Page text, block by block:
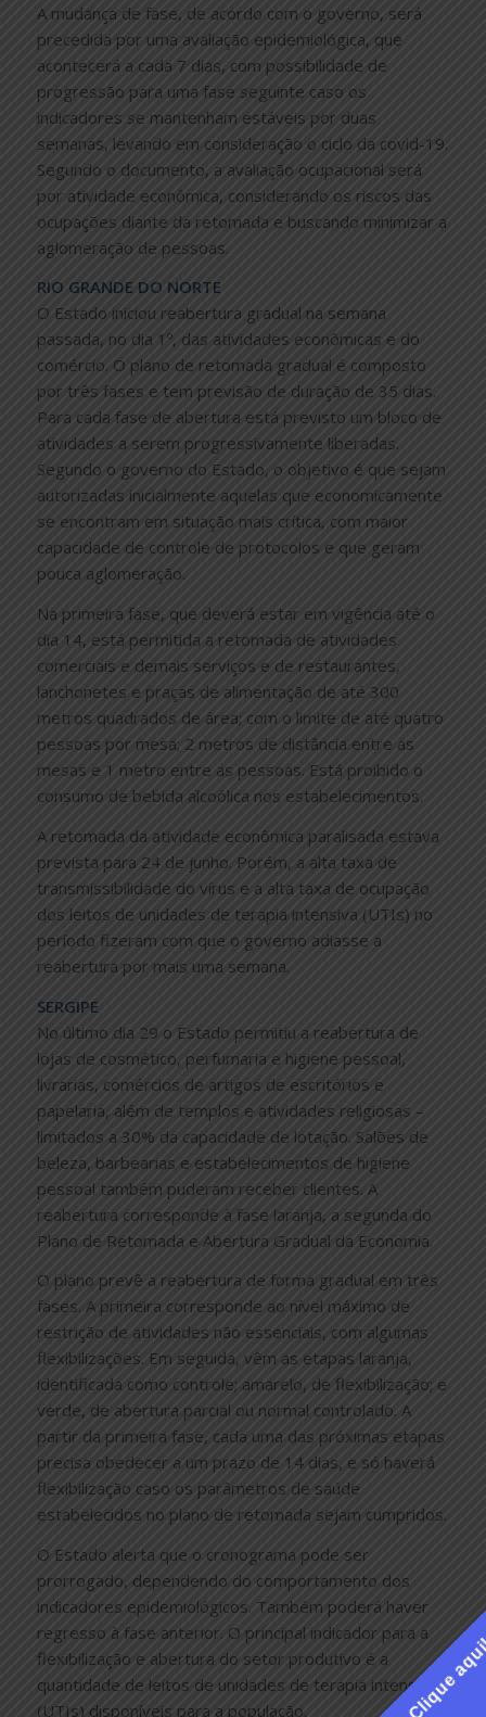
A mudança de fase, de acordo com o governo, será
precedida por uma avaliação epidemiológica, que
acontecerá a cada 7 dias, com possibilidade de
progressão para uma fase seguinte caso os
indicadores se mantenham estáveis por duas
semanas, levando em consideração o ciclo da covid-19.
Segundo o documento, a avaliação ocupacional será
por atividade econômica, considerando os riscos das
ocupações diante da retomada e buscando minimizar a
aglomeração de pessoas.
RIO GRANDE DO NORTE
O Estado iniciou reabertura gradual na semana
passada, no dia 1º, das atividades econômicas e do
comércio. O plano de retomada gradual é composto
por três fases e tem previsão de duração de 35 dias.
Para cada fase de abertura está previsto um bloco de
atividades a serem progressivamente liberadas.
Segundo o governo do Estado, o objetivo é que sejam
autorizadas inicialmente aquelas que economicamente
se encontram em situação mais crítica, com maior
capacidade de controle de protocolos e que geram
pouca aglomeração.
Na primeira fase, que deverá estar em vigência até o
dia 14, está permitida a retomada de atividades
comerciais e demais serviços e de restaurantes,
lanchonetes e praças de alimentação de até 300
metros quadrados de área; com o limite de até quatro
pessoas por mesa; 2 metros de distância entre as
mesas e 1 metro entre as pessoas. Está proibido o
consumo de bebida alcoólica nos estabelecimentos.
A retomada da atividade econômica paralisada estava
prevista para 24 de junho. Porém, a alta taxa de
transmissibilidade do vírus e a alta taxa de ocupação
dos leitos de unidades de terapia intensiva (UTIs) no
período fizeram com que o governo adiasse a
reabertura por mais uma semana.
SERGIPE
No último dia 29 o Estado permitiu a reabertura de
lojas de cosmético, perfumaria e higiene pessoal,
livrarias, comércios de artigos de escritórios e
papelaria, além de templos e atividades religiosas –
limitados a 30% da capacidade de lotação. Salões de
beleza, barbearias e estabelecimentos de higiene
pessoal também puderam receber clientes. A
reabertura corresponde à fase laranja, a segunda do
Plano de Retomada e Abertura Gradual da Economia.
O plano prevê a reabertura de forma gradual em três
fases. A primeira corresponde ao nível máximo de
restrição de atividades não essenciais, com algumas
flexibilizações. Em seguida, vêm as etapas laranja,
identificada como controle; amarelo, de flexibilização; e
verde, de abertura parcial ou normal controlado. A
partir da primeira fase, cada uma das próximas etapas
precisa obedecer a um prazo de 14 dias, e só haverá
flexibilização caso os parâmetros de saúde
estabelecidos no plano de retomada sejam cumpridos.
O Estado alerta que o cronograma pode ser
prorrogado, dependendo do comportamento dos
indicadores epidemiológicos. Também poderá haver
regresso à fase anterior. O principal indicador para a
flexibilização e abertura do setor produtivo é a
quantidade de leitos de unidades de terapia intensiva
(UTIs) disponíveis para a população.
Clique